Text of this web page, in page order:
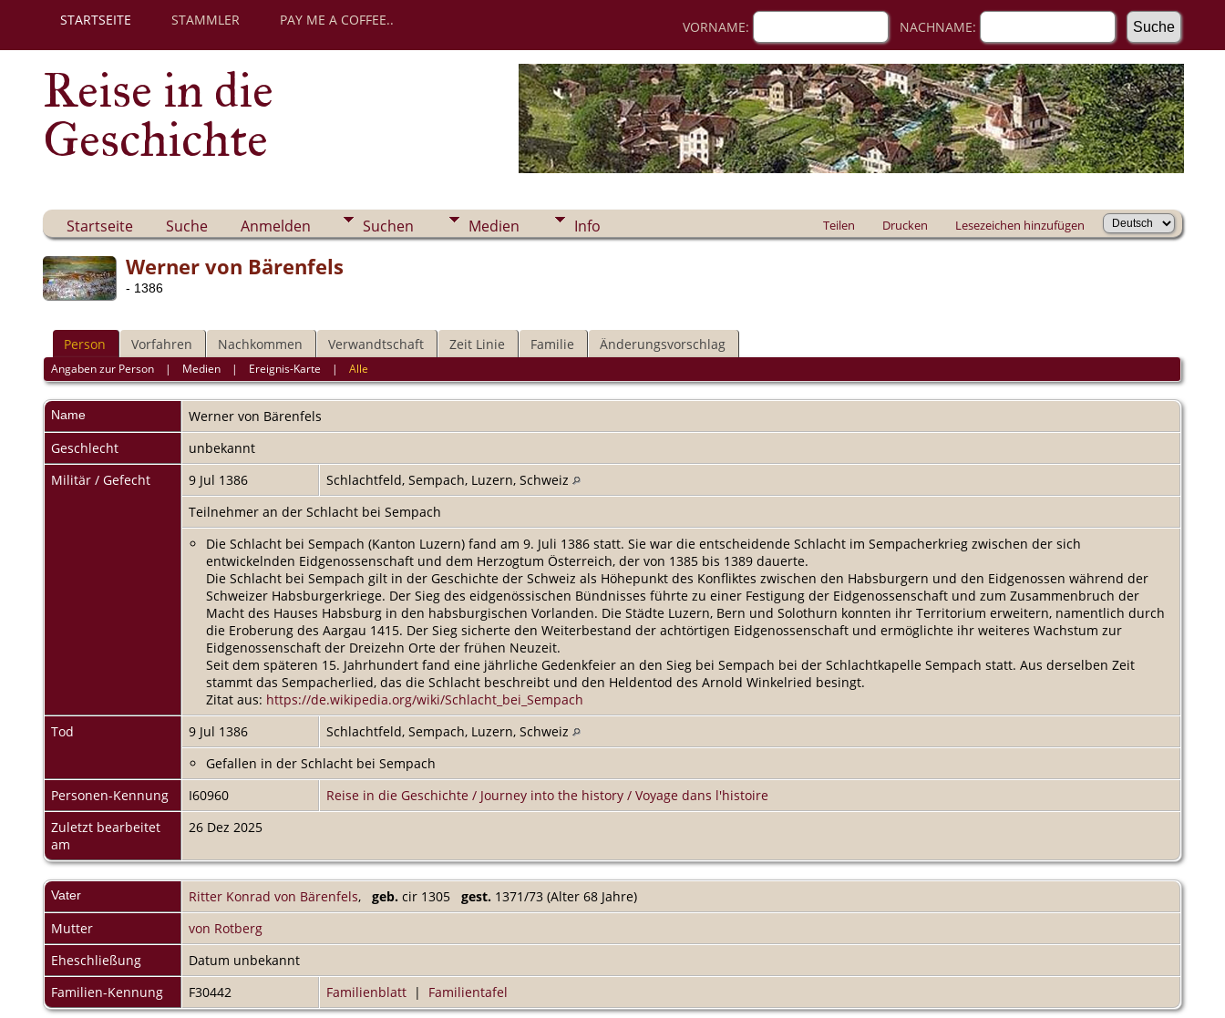
STARTSEITE STAMMLER PAY ME A COFFEE.. VORNAME: NACHNAME:
Reise in die
Geschichte
Startseite Suche Anmelden Suchen Medien Info Teilen Drucken Lesezeichen hinzufügen
Werner von Bärenfels
- 1386
Person Vorfahren Nachkommen Verwandtschaft Zeit Linie Familie Änderungsvorschlag
Angaben zur Person | Medien | Ereignis-Karte |Alle
Name Werner von Bärenfels
Geschlecht
unbekannt
Militär / Gefecht
9 Jul 1386
Schlachtfeld, Sempach, Luzern, Schweiz
Teilnehmer an der Schlacht bei Sempach
Die Schlacht bei Sempach (Kanton Luzern) fand am 9. Juli 1386 statt. Sie war die entscheidende Schlacht im Sempacherkrieg zwischen der sich
entwickelnden Eidgenossenschaft und dem Herzogtum Österreich, der von 1385 bis 1389 dauerte.
Die Schlacht bei Sempach gilt in der Geschichte der Schweiz als Höhepunkt des Konfliktes zwischen den Habsburgern und den Eidgenossen während der
Schweizer Habsburgerkriege. Der Sieg des eidgenössischen Bündnisses führte zu einer Festigung der Eidgenossenschaft und zum Zusammenbruch der
Macht des Hauses Habsburg in den habsburgischen Vorlanden. Die Städte Luzern, Bern und Solothurn konnten ihr Territorium erweitern, namentlich durch
die Eroberung des Aargau 1415. Der Sieg sicherte den Weiterbestand der achtörtigen Eidgenossenschaft und ermöglichte ihr weiteres Wachstum zur
Eidgenossenschaft der Dreizehn Orte der frühen Neuzeit.
Seit dem späteren 15. Jahrhundert fand eine jährliche Gedenkfeier an den Sieg bei Sempach bei der Schlachtkapelle Sempach statt. Aus derselben Zeit
stammt das Sempacherlied, das die Schlacht beschreibt und den Heldentod des Arnold Winkelried besingt.
Zitat aus: https://de.wikipedia.org/wiki/Schlacht_bei_Sempach
Tod
9 Jul 1386
Schlachtfeld, Sempach, Luzern, Schweiz
Gefallen in der Schlacht bei Sempach
Personen-Kennung
I60960
Reise in die Geschichte / Journey into the history / Voyage dans l'histoire
Zuletzt bearbeitet
am
26 Dez 2025
Vater Ritter Konrad von Bärenfels, geb. cir 1305 gest. 1371/73 (Alter 68 Jahre)
Mutter
von Rotberg
Eheschließung
Datum unbekannt
Familien-Kennung
F30442 Familienblatt | Familientafel